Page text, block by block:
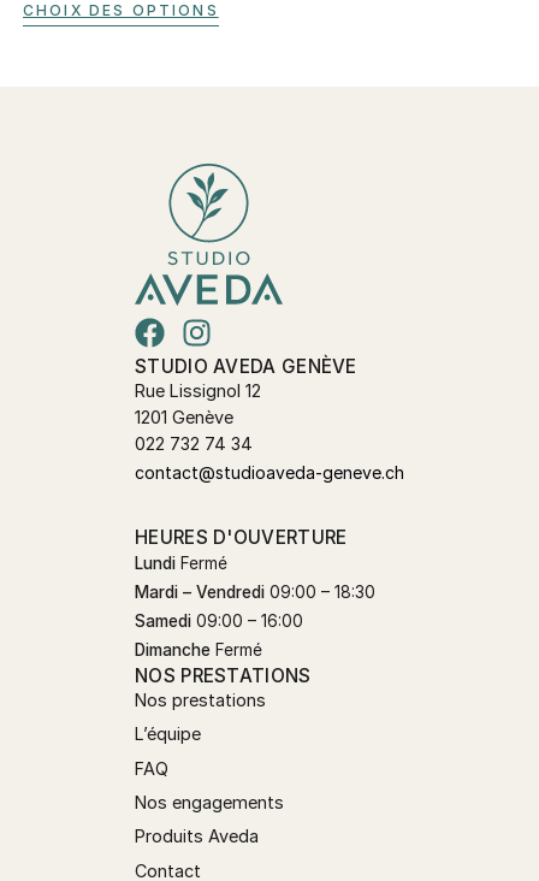
CHOIX DES OPTIONS
STUDIO AVEDA GENÈVE
Rue Lissignol 12
1201 Genève
022 732 74 34
contact@studioaveda-geneve.ch
HEURES D'OUVERTURE
Lundi Fermé
Mardi – Vendredi 09:00 – 18:30
Samedi 09:00 – 16:00
Dimanche Fermé
NOS PRESTATIONS
Nos prestations
L’équipe
FAQ
Nos engagements
Produits Aveda
Contact